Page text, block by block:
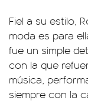
Fiel a su estilo,
moda es para
fue un simple
con la que
música,
siempre con la